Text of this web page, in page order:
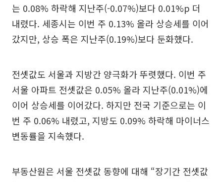
는 0.08% 하락해 지난주(-0.07%)보다 0.01%p 더
내렸다. 세종시는 이번 주 0.13% 올라 상승세를 이어
갔지만, 상승 폭은 지난주(0.19%)보다 둔화했다.
전셋값도 서울과 지방간 양극화가 뚜렷했다. 이번 주
서울 아파트 전셋값은 0.05% 올라 지난주(0.01%)에
이어 상승세를 이어갔다. 하지만 전국 기준으로는 이
번 주 0.06% 내렸고, 지방도 0.09% 하락해 마이너스
변동률을 지속했다.
부동산원은 서울 전셋값 동향에 대해 “장기간 전셋값